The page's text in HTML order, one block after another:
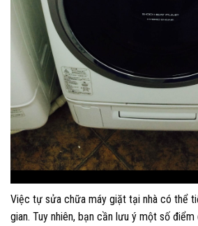
Việc tự sửa chữa máy giặt tại nhà có thể
gian. Tuy nhiên, bạn cần lưu ý một số